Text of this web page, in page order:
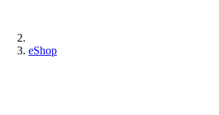
eShop